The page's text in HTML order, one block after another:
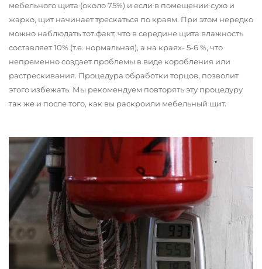
мебельного щита (около 75%) и если в помещении сухо и
жарко, щит начинает трескаться по краям. При этом нередко
можно наблюдать тот факт, что в середине щита влажность
составляет 10% (т.е. нормальная), а на краях- 5-6 %, что
непременно создает проблемы в виде коробления или
растрескивания. Процедура обработки торцов, позволит
этого избежать. Мы рекомендуем повторять эту процедуру
так же и после того, как вы раскроили мебельный щит.